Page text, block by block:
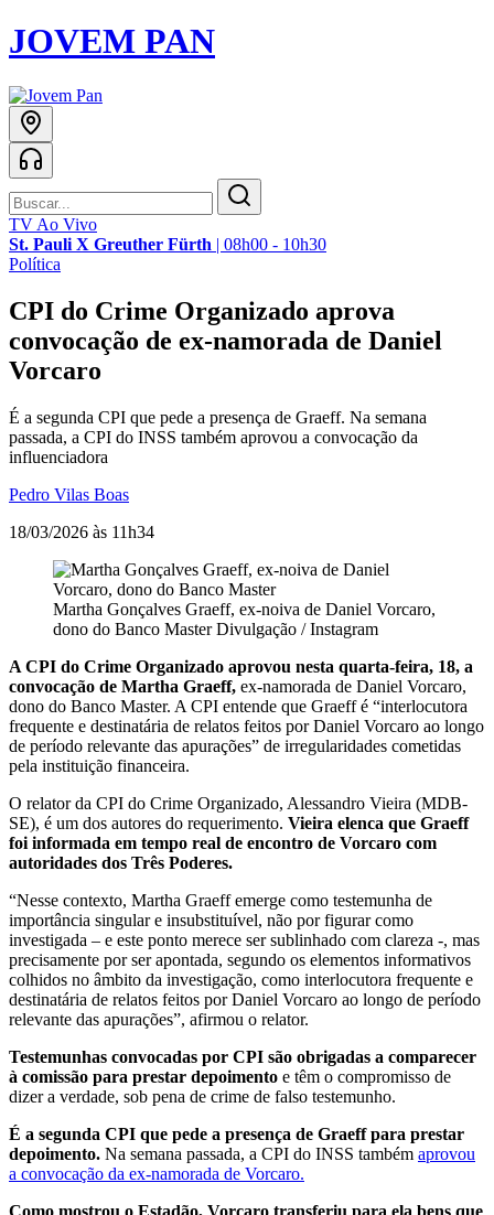
JOVEM PAN
TV Ao Vivo
St. Pauli X Greuther Fürth | 08h00 - 10h30
Política
CPI do Crime Organizado aprova
convocação de ex-namorada de Daniel
Vorcaro
É a segunda CPI que pede a presença de Graeff. Na semana
passada, a CPI do INSS também aprovou a convocação da
influenciadora
Pedro Vilas Boas
18/03/2026 às 11h34
Martha Gonçalves Graeff, ex-noiva de Daniel Vorcaro,
dono do Banco Master Divulgação / Instagram
A CPI do Crime Organizado aprovou nesta quarta-feira, 18, a
convocação de Martha Graeff, ex-namorada de Daniel Vorcaro,
dono do Banco Master. A CPI entende que Graeff é “interlocutora
frequente e destinatária de relatos feitos por Daniel Vorcaro ao longo
de período relevante das apurações” de irregularidades cometidas
pela instituição financeira.
O relator da CPI do Crime Organizado, Alessandro Vieira (MDB-
SE), é um dos autores do requerimento. Vieira elenca que Graeff
foi informada em tempo real de encontro de Vorcaro com
autoridades dos Três Poderes.
“Nesse contexto, Martha Graeff emerge como testemunha de
importância singular e insubstituível, não por figurar como
investigada – e este ponto merece ser sublinhado com clareza -, mas
precisamente por ser apontada, segundo os elementos informativos
colhidos no âmbito da investigação, como interlocutora frequente e
destinatária de relatos feitos por Daniel Vorcaro ao longo de período
relevante das apurações”, afirmou o relator.
Testemunhas convocadas por CPI são obrigadas a comparecer
à comissão para prestar depoimento e têm o compromisso de
dizer a verdade, sob pena de crime de falso testemunho.
É a segunda CPI que pede a presença de Graeff para prestar
depoimento. Na semana passada, a CPI do INSS também aprovou
a convocação da ex-namorada de Vorcaro.
Como mostrou o Estadão, Vorcaro transferiu para ela bens que